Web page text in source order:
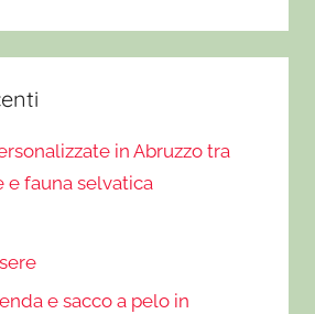
in Abruzzo tra
e fauna selvatica
e sacco a pelo in